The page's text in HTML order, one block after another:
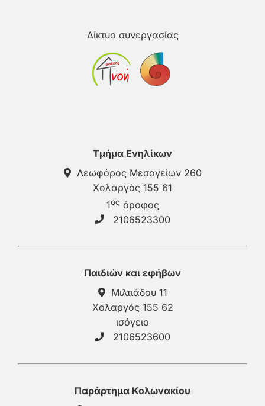
Δίκτυο συνεργασίας
Τμήμα Ενηλίκων
Λεωφόρος Μεσογείων 260
Χολαργός 155 61
1ος όροφος
2106523300
Παιδιών και εφήβων
Μιλτιάδου 11
Χολαργός 155 62
ισόγειο
2106523600
Παράρτημα Κολωνακίου